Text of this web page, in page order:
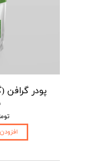
پودر گرافن